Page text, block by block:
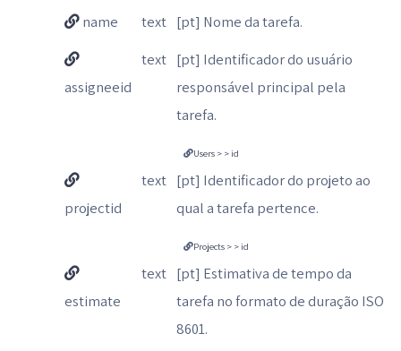
name
text [pt] Nome da tarefa.
assigneeid
text [pt] Identificador do usuário
responsável principal pela
tarefa.
Users > > id
projectid
text [pt] Identificador do projeto ao
qual a tarefa pertence.
Projects > > id
estimate
text [pt] Estimativa de tempo da
tarefa no formato de duração ISO
8601.